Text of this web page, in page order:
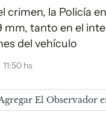
crimen, la Policía
mm, tanto en el
del vehículo
11:50 hs
El Observador